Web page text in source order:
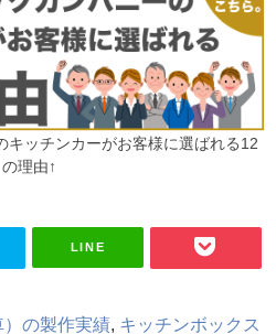
キッチンカーがお客様に選ばれる12
の理由↑
LINE
の製作実績 キッチンボックス